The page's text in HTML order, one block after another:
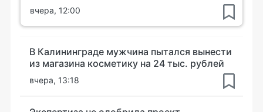
вчера, 12:00
В Калининграде мужчина пытался вынести
из магазина косметику на 24 тыс. рублей
вчера, 13:18